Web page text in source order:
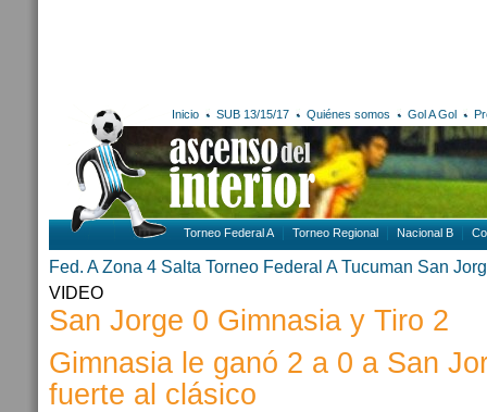
Inicio SUB 13/15/17 Quiénes somos Gol A Gol
Torneo Federal A Torneo Regional Nacional B
Fed. A Zona 4 Salta Torneo Federal A Tucuman San
VIDEO
San Jorge 0 Gimnasia y Tiro 2
Gimnasia le ganó 2 a 0 a San
fuerte al clásico